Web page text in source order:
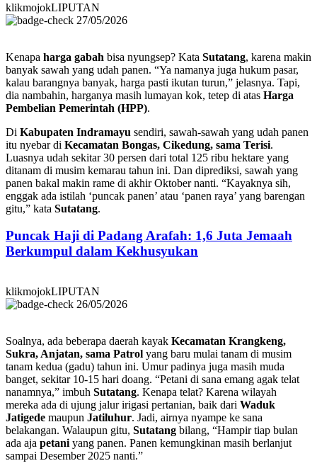
klikmojokLIPUTAN
27/05/2026
Kenapa harga gabah bisa nyungsep? Kata Sutatang, karena makin
banyak sawah yang udah panen. “Ya namanya juga hukum pasar,
kalau barangnya banyak, harga pasti ikutan turun,” jelasnya. Tapi,
dia nambahin, harganya masih lumayan kok, tetep di atas Harga
Pembelian Pemerintah (HPP).
Di Kabupaten Indramayu sendiri, sawah-sawah yang udah panen
itu nyebar di Kecamatan Bongas, Cikedung, sama Terisi.
Luasnya udah sekitar 30 persen dari total 125 ribu hektare yang
ditanam di musim kemarau tahun ini. Dan diprediksi, sawah yang
panen bakal makin rame di akhir Oktober nanti. “Kayaknya sih,
enggak ada istilah ‘puncak panen’ atau ‘panen raya’ yang barengan
gitu,” kata Sutatang.
Puncak Haji di Padang Arafah: 1,6 Juta Jemaah
Berkumpul dalam Kekhusyukan
klikmojokLIPUTAN
26/05/2026
Soalnya, ada beberapa daerah kayak Kecamatan Krangkeng,
Sukra, Anjatan, sama Patrol yang baru mulai tanam di musim
tanam kedua (gadu) tahun ini. Umur padinya juga masih muda
banget, sekitar 10-15 hari doang. “Petani di sana emang agak telat
nanamnya,” imbuh Sutatang. Kenapa telat? Karena wilayah
mereka ada di ujung jalur irigasi pertanian, baik dari Waduk
Jatigede maupun Jatiluhur. Jadi, airnya nyampe ke sana
belakangan. Walaupun gitu, Sutatang bilang, “Hampir tiap bulan
ada aja petani yang panen. Panen kemungkinan masih berlanjut
sampai Desember 2025 nanti.”